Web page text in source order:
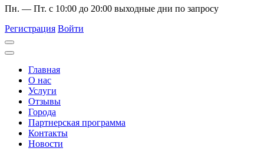
Пн. — Пт. с 10:00 до 20:00 выходные дни по запросу
Регистрация Войти
Главная
О нас
Услуги
Отзывы
Города
Партнерская программа
Контакты
Новости